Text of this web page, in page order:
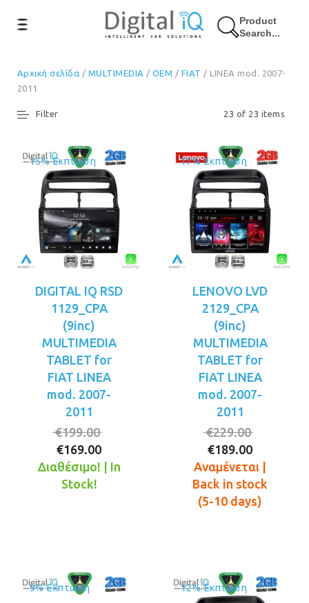
Product
Search...
Αρχική σελίδα / MULTIMEDIA / OEM / FIAT / LINEA mod. 2007-
2011
23 of 23 items
Filter
15% Έκπτωση
DIGITAL IQ RSD
1129_CPA
(9inc)
MULTIMEDIA
TABLET for
FIAT LINEA
mod. 2007-
2011
€199.00
was:
€169.00
τρέχουσα
Διαθέσιμο! | In
Stock!
17% Έκπτωση
LENOVO LVD
2129_CPA
(9inc)
MULTIMEDIA
TABLET for
FIAT LINEA
mod. 2007-
2011
€229.00
was:
€229.00.
€189.00
τιμή
είναι:
Αναμένεται |
Back in stock
(5-10 days)
9% Έκπτωση 12% Έκπτωση